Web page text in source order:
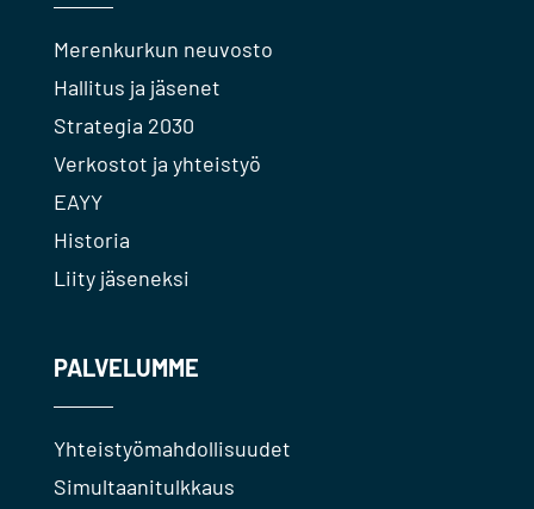
Merenkurkun neuvosto
Hallitus ja jäsenet
Strategia 2030
Verkostot ja yhteistyö
EAYY
Historia
Liity jäseneksi
PALVELUMME
Yhteistyömahdollisuudet
Simultaanitulkkaus